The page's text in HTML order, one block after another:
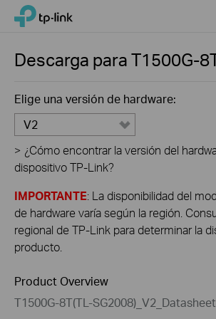
Click
navigation
TP-Link, Reliably Smart
Descarga paraT1500G-
Elige una versión de hardware:
V2
> ¿Cómo encontrar la versión del
dispositivo TP-Link?
IMPORTANTE: La disponibilidad del
de hardware varía según la región.
regional de TP-Link para determinar la
producto.
Product Overview
T1500G-8T(TL-SG2008)_V2_Datasheet